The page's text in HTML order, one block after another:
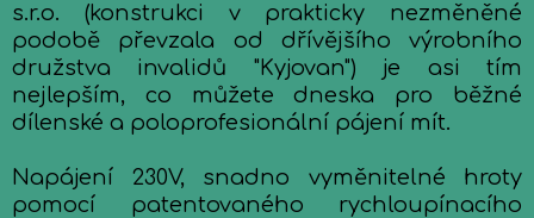
s.r.o. (konstrukci v prakticky nezměněné
podobě převzala od dřívějšího výrobního
družstva invalidů "Kyjovan") je asi tím
nejlepším, co můžete dneska pro běžné
dílenské a poloprofesionální pájení mít.
Napájení 230V, snadno vyměnitelné hroty
pomocí patentovaného rychloupínacího